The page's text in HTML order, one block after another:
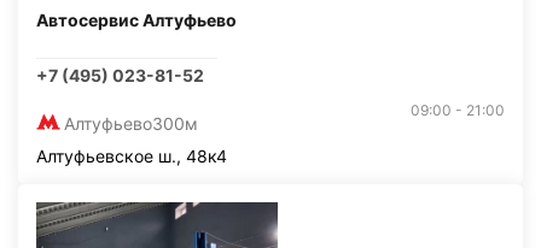
Автосервис Алтуфьево
+7 (495) 023-81-52
Алтуфьево300м
09:00 - 21:00
Алтуфьевское ш., 48к4